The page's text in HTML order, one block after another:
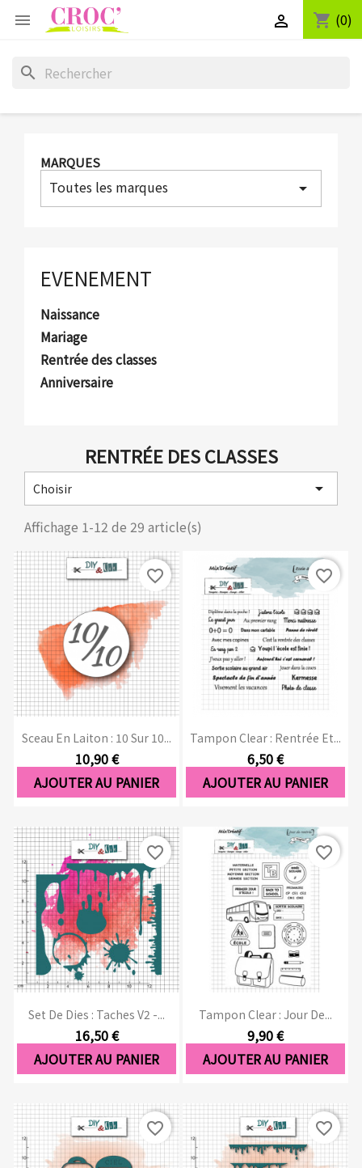
 shopping_cart (0)

search
MARQUES
Toutes les marques arrow_drop_down
EVENEMENT
Naissance
Mariage
Rentrée des classes
Anniversaire
RENTRÉE DES CLASSES
Choisir

Affichage 1-12 de 29 article(s)
Sceau En Laiton : 10 Sur 10...
10,90 €
AJOUTER AU PANIER
favorite_border
Tampon Clear : Rentrée Et...
6,50 €
AJOUTER AU PANIER
favorite_border
Set De Dies : Taches V2 -...
16,50 €
AJOUTER AU PANIER
favorite_border
Tampon Clear : Jour De...
9,90 €
AJOUTER AU PANIER
favorite_border
favorite_border favorite_border